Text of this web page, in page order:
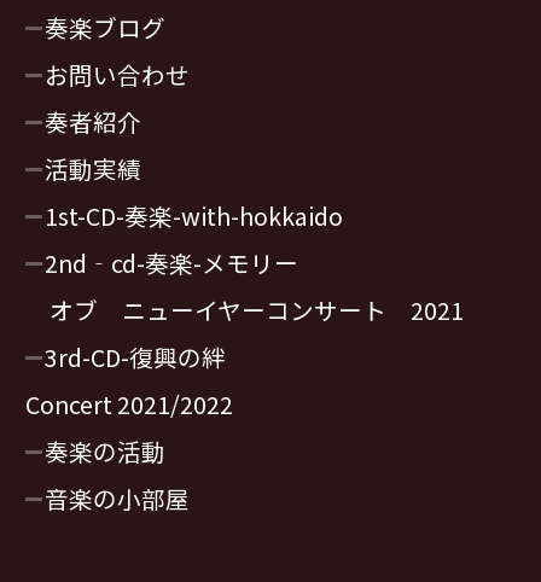
奏楽ブログ
お問い合わせ
奏者紹介
活動実績
1st-CD-奏楽-with-hokkaido
2nd‐cd-奏楽-メモリー
オブ ニューイヤーコンサート 2021
3rd-CD-復興の絆
Concert 2021/2022
奏楽の活動
音楽の小部屋